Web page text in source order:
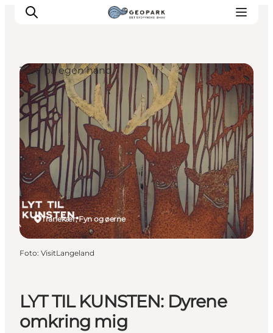
LYT TIL KUNSTEN: Dyrene
omkring mig
Tranekær, Fyn og øerne
Ture på egen hånd
Foto: VisitLangeland